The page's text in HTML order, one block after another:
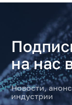
на нас
Новости,
индустрии